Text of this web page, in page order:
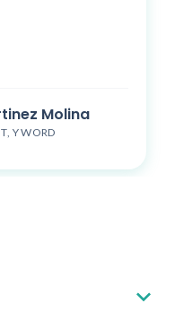
Molina
Y WORD